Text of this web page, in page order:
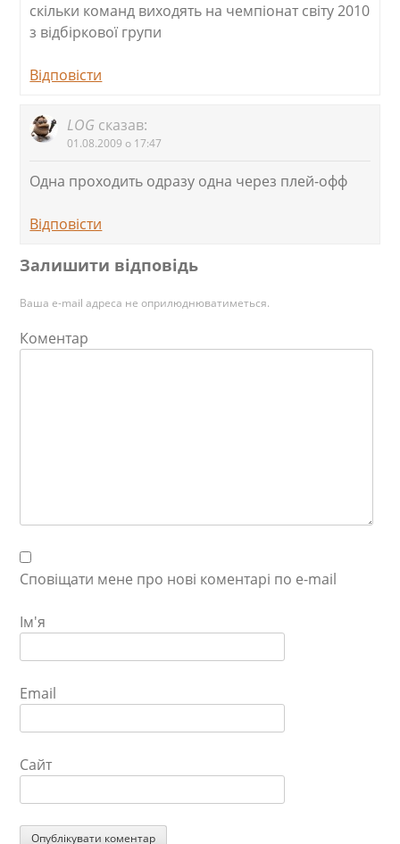
скільки команд виходять на чемпіонат світу 2010
з відбіркової групи
Відповіcти
LOG сказав:
01.08.2009 о 17:47
Одна проходить одразу одна через плей-офф
Відповіcти
Залишити відповідь
Ваша e-mail адреса не оприлюднюватиметься.
Коментар
Сповіщати мене про нові коментарі по e-mail
Ім'я
Email
Сайт